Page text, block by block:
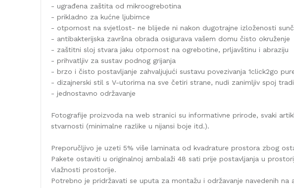
- ugrađena zaštita od mikroogrebotina
- prikladno za kućne ljubimce
- otpornost na svjetlost- ne blijede ni nakon dugotrajne izloženosti
- antibakterijska završna obrada osigurava vašem domu čisto okruženje
- zaštitni sloj stvara jaku otpornost na ogrebotine, prljavštinu i abraziju
- prihvatljiv za sustav podnog grijanja
- brzo i čisto postavljanje zahvaljujući sustavu povezivanja 1click2go
- dizajnerski stil s V-utorima na sve četiri strane, nudi zanimljiv spoj
- jednostavno održavanje
Fotografije proizvoda na web stranici su informativne prirode, svaki
stvarnosti (minimalne razlike u nijansi boje itd.).
Preporučljivo je uzeti 5% više laminata od kvadrature prostora zbog
Pakete ostaviti u originalnoj ambalaži 48 sati prije postavljanja u
vlažnosti prostorije.
Potrebno je pridržavati se uputa za montažu i održavanje navedenih